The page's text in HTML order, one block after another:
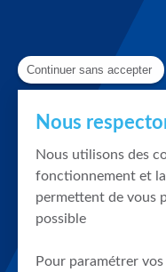
Continuer sans accepter
Nous
Nous utilisons des
fonctionnement et
permettent de vous
possible
Pour paramétrer